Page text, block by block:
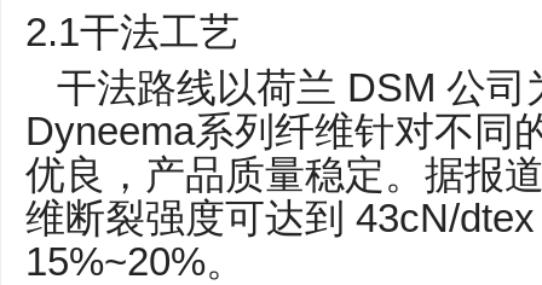
2.1干法工艺
干法路线以荷兰 DSM 公司
Dyneema系列纤维针对不同
优良，产品质量稳定。据报
维断裂强度可达到 43cN/dtex
15%~20%。